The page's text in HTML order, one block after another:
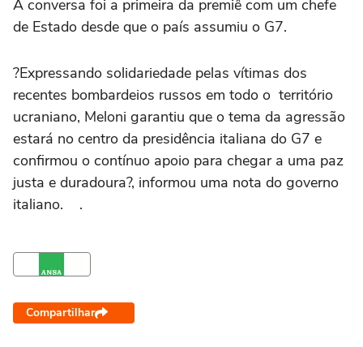
A conversa foi a primeira da premiê com um chefe
de Estado desde que o país assumiu o G7.
?Expressando solidariedade pelas vítimas dos
recentes bombardeios russos em todo o território
ucraniano, Meloni garantiu que o tema da agressão
estará no centro da presidência italiana do G7 e
confirmou o contínuo apoio para chegar a uma paz
justa e duradoura?, informou uma nota do governo
italiano. .
Compartilhar